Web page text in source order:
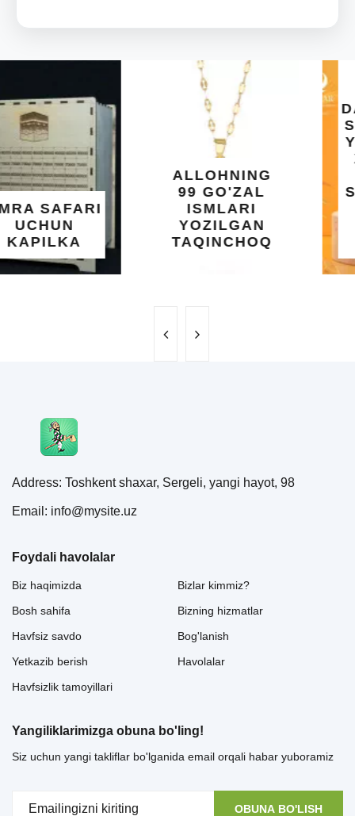
ALLOHNING
99 GO'ZAL
ISMLARI
YOZILGAN
TAQINCHOQ
DIYORIDA
O'SUVCHI
KUNDUR
DARAXTINING
SHIFOBAXSH
YELIMI: AQL,
XOTIRA VA
UMUMIY
SALOMATLIK
UCHUN
BEBAHO
NE'MAT
Address: Toshkent shaxar, Sergeli, yangi hayot, 98
Email: info@mysite.uz
Foydali havolalar
Biz haqimizda
Bosh sahifa
Havfsiz savdo
Yetkazib berish
Havfsizlik tamoyillari
Bizlar kimmiz?
Bizning hizmatlar
Bog'lanish
Havolalar
Yangiliklarimizga obuna bo'ling!
Siz uchun yangi takliflar bo'lganida email orqali habar yuboramiz
OBUNA BO'LISH